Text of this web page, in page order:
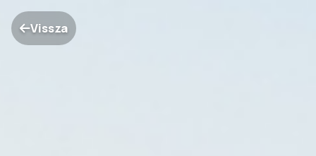
Vissza